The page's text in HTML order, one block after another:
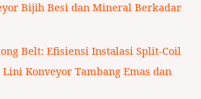
Bijih Besi dan Mineral Berkadar
Belt: Efisiensi Instalasi Split-Coil
Konveyor Tambang Emas dan